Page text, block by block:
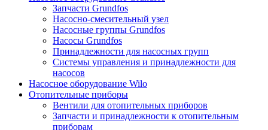
Запчасти Grundfos
Насосно-смесительный узел
Насосные группы Grundfos
Насосы Grundfos
Принадлежности для насосных групп
Системы управления и принадлежности для
насосов
Насосное оборудование Wilo
Отопительные приборы
Вентили для отопительных приборов
Запчасти и принадлежности к отопительным
приборам